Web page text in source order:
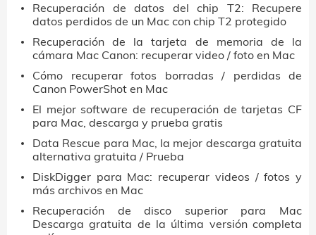
Recuperación de datos del chip T2: Recupere
datos perdidos de un Mac con chip T2 protegido
Recuperación de la tarjeta de memoria de la
cámara Mac Canon: recuperar video / foto en Mac
Cómo recuperar fotos borradas / perdidas de
Canon PowerShot en Mac
El mejor software de recuperación de tarjetas CF
para Mac, descarga y prueba gratis
Data Rescue para Mac, la mejor descarga gratuita
alternativa gratuita / Prueba
DiskDigger para Mac: recuperar videos / fotos y
más archivos en Mac
Recuperación de disco superior para Mac
Descarga gratuita de la última versión completa